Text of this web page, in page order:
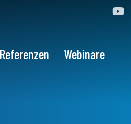
Referenzen Webinare